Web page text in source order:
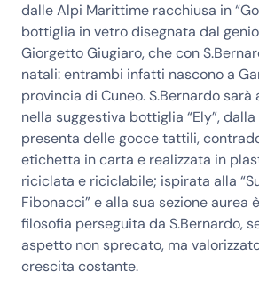
dalle Alpi Marittime racchiusa in
bottiglia in vetro disegnata dal
Giorgetto Giugiaro, che con
natali: entrambi infatti nascono a
provincia di Cuneo. S.Bernardo
nella suggestiva bottiglia “Ely”,
presenta delle gocce tattili,
etichetta in carta e realizzata in
riciclata e riciclabile; ispirata alla
Fibonacci” e alla sua sezione aurea
filosofia perseguita da S.Bernardo,
aspetto non sprecato, ma
crescita costante.